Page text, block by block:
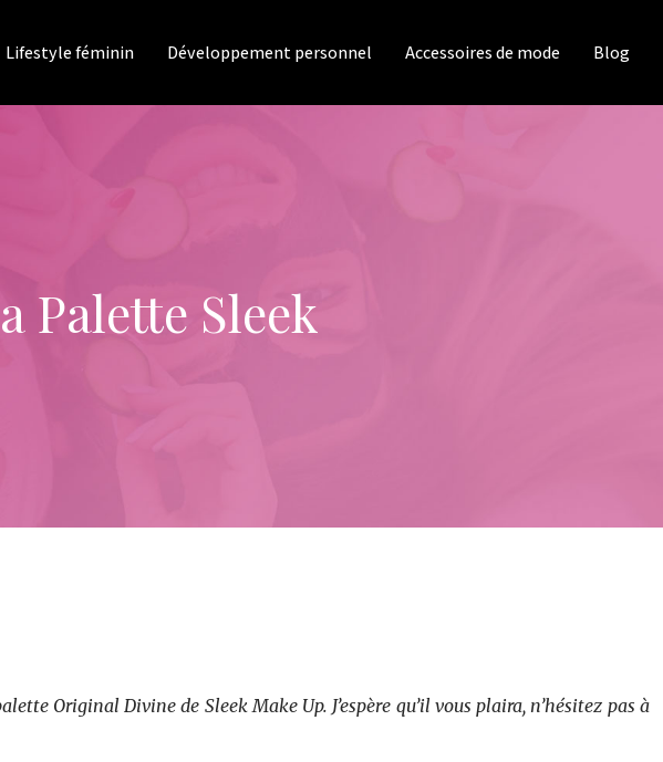
Lifestyle féminin Développement personnel Accessoires de mode Blog
Palette Sleek
Original Divine de Sleek Make Up. J’espère qu’il vous plaira, n’hésitez pas à